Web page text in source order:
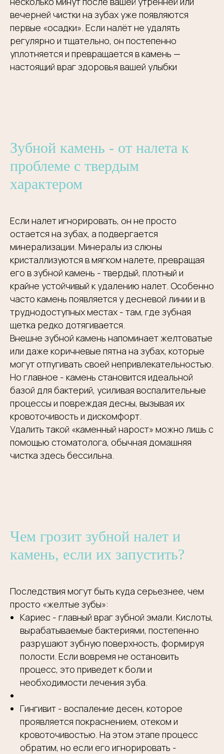
вечерней чистки на зубах уже появляются
первые «осадки». Если налёт не удалять
регулярно и тщательно, он постепенно
уплотняется и превращается в камень —
настоящий враг здоровья вашей улыбки
Зубной камень - от налета к
проблеме с твердым
характером
Если налет игнорировать, он не просто
остается на зубах, а подвергается
минерализации. Минералы из слюны
кристаллизуются в мягком налете, превращая
его в зубной камень - твердый, плотный и
крайне устойчивый к удалению налет. Особенно
часто камень появляется у десневой линии и в
труднодоступных местах - там, где зубная
щетка редко дотягивается.
Внешне зубной камень напоминает желтоватые
или даже коричневые пятна на зубах, которые
могут отпугивать своей непривлекательностью.
Но главное - камень становится идеальной
базой для бактерий, усиливая воспалительные
процессы и повреждая десны, вызывая их
кровоточивость и дискомфорт.
Удалить такой «каменный нарост» можно лишь с
помощью стоматолога, обычная домашняя
чистка здесь бессильна.
Чем грозит зубной налет и
камень, если их запустить?
Последствия могут быть куда серьезнее, чем
просто «желтые зубы»:
Кариес - главный враг зубной эмали. Кислоты,
вырабатываемые бактериями, постепенно
разрушают зубную поверхность, формируя
полости. Если вовремя не остановить
процесс, это приведет к боли и
необходимости лечения зуба.
Гингивит - воспаление десен, которое
проявляется покраснением, отеком и
кровоточивостью. На этом этапе процесс
обратим, но если его игнорировать -